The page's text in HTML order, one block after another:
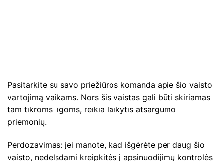
Pasitarkite su savo priežiūros komanda apie šio vaisto
vartojimą vaikams. Nors šis vaistas gali būti skiriamas
tam tikroms ligoms, reikia laikytis atsargumo
priemonių.
Perdozavimas: jei manote, kad išgėrėte per daug šio
vaisto, nedelsdami kreipkitės į apsinuodijimų kontrolės